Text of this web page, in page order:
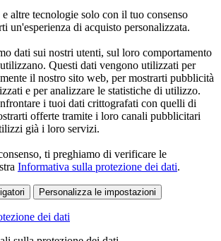
altre tecnologie solo con il tuo consenso
un'esperienza di acquisto personalizzata.
dati sui nostri utenti, sul loro comportamento
Questi dati vengono utilizzati per
il nostro sito web, per mostrarti pubblicità
e per analizzare le statistiche di utilizzo.
i tuoi dati crittografati con quelli di
offerte tramite i loro canali pubblicitari
già i loro servizi.
ti preghiamo di verificare le
Informativa sulla protezione dei dati.
Personalizza le impostazioni
dei dati